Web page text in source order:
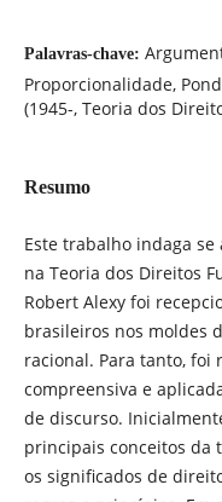
Palavras-chave:
Proporcionalidade,
(1945-, Teoria dos
Resumo
Este trabalho indaga
na Teoria dos Direitos
Robert Alexy foi
brasileiros nos moldes
racional. Para tanto,
compreensiva e
de discurso.
principais conceitos da
os significados de